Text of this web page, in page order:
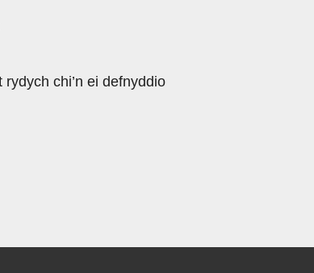
chi’n ei defnyddio